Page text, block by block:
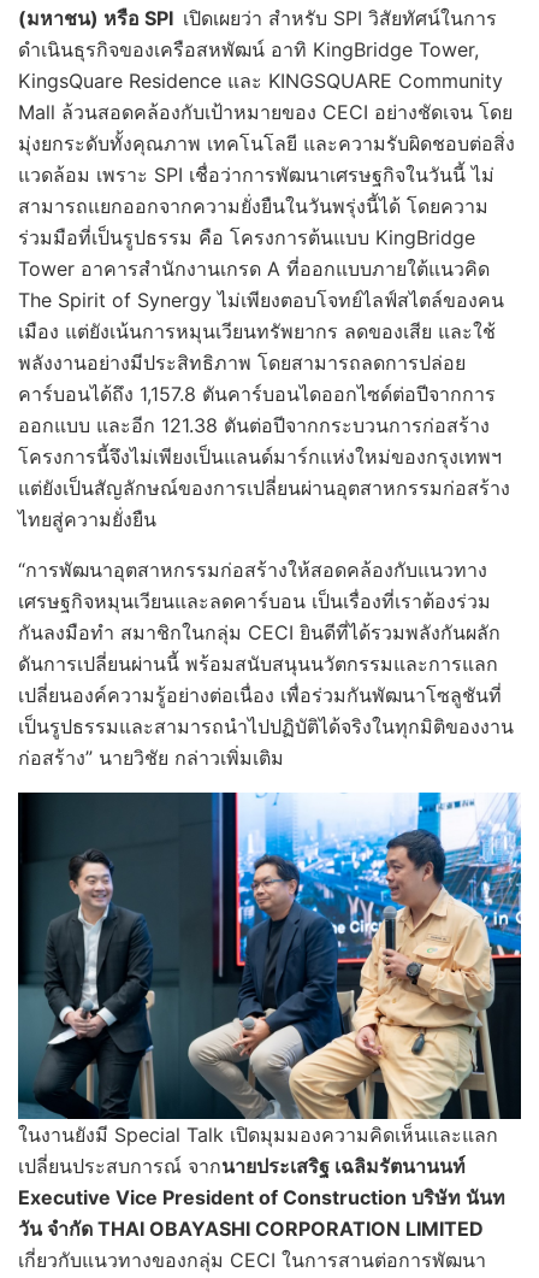
(มหาชน) หรือ SPI เปิดเผยว่า สำหรับ SPI วิสัยทัศน์ในการ
ดำเนินธุรกิจของเครือสหพัฒน์ อาทิ KingBridge Tower,
KingsQuare Residence และ KINGSQUARE Community
Mall ล้วนสอดคล้องกับเป้าหมายของ CECI อย่างชัดเจน โดย
มุ่งยกระดับทั้งคุณภาพ เทคโนโลยี และความรับผิดชอบต่อสิ่ง
แวดล้อม เพราะ SPI เชื่อว่าการพัฒนาเศรษฐกิจในวันนี้ ไม่
สามารถแยกออกจากความยั่งยืนในวันพรุ่งนี้ได้ โดยความ
ร่วมมือที่เป็นรูปธรรม คือ โครงการต้นแบบ KingBridge
Tower อาคารสำนักงานเกรด A ที่ออกแบบภายใต้แนวคิด
The Spirit of Synergy ไม่เพียงตอบโจทย์ไลฟ์สไตล์ของคน
เมือง แต่ยังเน้นการหมุนเวียนทรัพยากร ลดของเสีย และใช้
พลังงานอย่างมีประสิทธิภาพ โดยสามารถลดการปล่อย
คาร์บอนได้ถึง 1,157.8 ตันคาร์บอนไดออกไซด์ต่อปีจากการ
ออกแบบ และอีก 121.38 ตันต่อปีจากกระบวนการก่อสร้าง
โครงการนี้จึงไม่เพียงเป็นแลนด์มาร์กแห่งใหม่ของกรุงเทพฯ
แต่ยังเป็นสัญลักษณ์ของการเปลี่ยนผ่านอุตสาหกรรมก่อสร้าง
ไทยสู่ความยั่งยืน
“การพัฒนาอุตสาหกรรมก่อสร้างให้สอดคล้องกับแนวทาง
เศรษฐกิจหมุนเวียนและลดคาร์บอน เป็นเรื่องที่เราต้องร่วม
กันลงมือทำ สมาชิกในกลุ่ม CECI ยินดีที่ได้รวมพลังกันผลัก
ดันการเปลี่ยนผ่านนี้ พร้อมสนับสนุนนวัตกรรมและการแลก
เปลี่ยนองค์ความรู้อย่างต่อเนื่อง เพื่อร่วมกันพัฒนาโซลูชันที่
เป็นรูปธรรมและสามารถนำไปปฏิบัติได้จริงในทุกมิติของงาน
ก่อสร้าง” นายวิชัย กล่าวเพิ่มเติม
ในงานยังมี Special Talk เปิดมุมมองความคิดเห็นและแลก
เปลี่ยนประสบการณ์ จากนายประเสริฐ เฉลิมรัตนานนท์
Executive Vice President of Construction บริษัท นันท
วัน จำกัด THAI OBAYASHI CORPORATION LIMITED
เกี่ยวกับแนวทางของกลุ่ม CECI ในการสานต่อการพัฒนา